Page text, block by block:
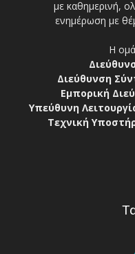
με καθημερινή,
ενημέρωση με
Η
Διεύθυνση
Εμπορική
Υπεύθυνη
Τεχνική